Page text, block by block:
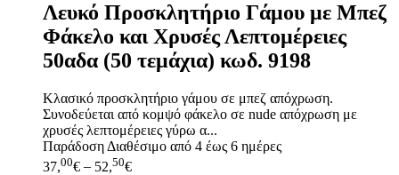
Λευκό Προσκλητήριο Γάμου με Μπεζ
Φάκελο και Χρυσές Λεπτομέρειες
50αδα (50 τεμάχια) κωδ. 9198
Κλασικό προσκλητήριο γάμου σε μπεζ απόχρωση.
Συνοδεύεται από κομψό φάκελο σε nude απόχρωση με
χρυσές λεπτομέρειες γύρω α...
Παράδοση Διαθέσιμο από 4 έως 6 ημέρες
37,00€ – 52,50€